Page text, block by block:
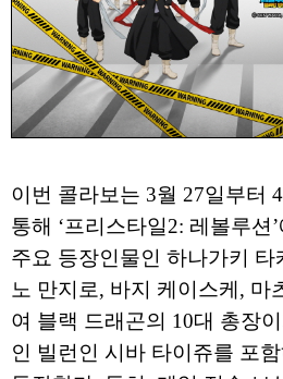
이번 콜라보는 3월 27일부터
통해 ‘프리스타일2: 레볼루션
주요 등장인물인 하나가키
노 만지로, 바지 케이스케, 마
여 블랙 드래곤의 10대 총장
인 빌런인 시바 타이쥬를 포